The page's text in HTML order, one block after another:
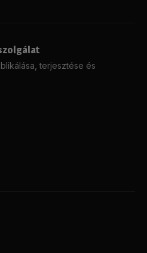
terjesztése és